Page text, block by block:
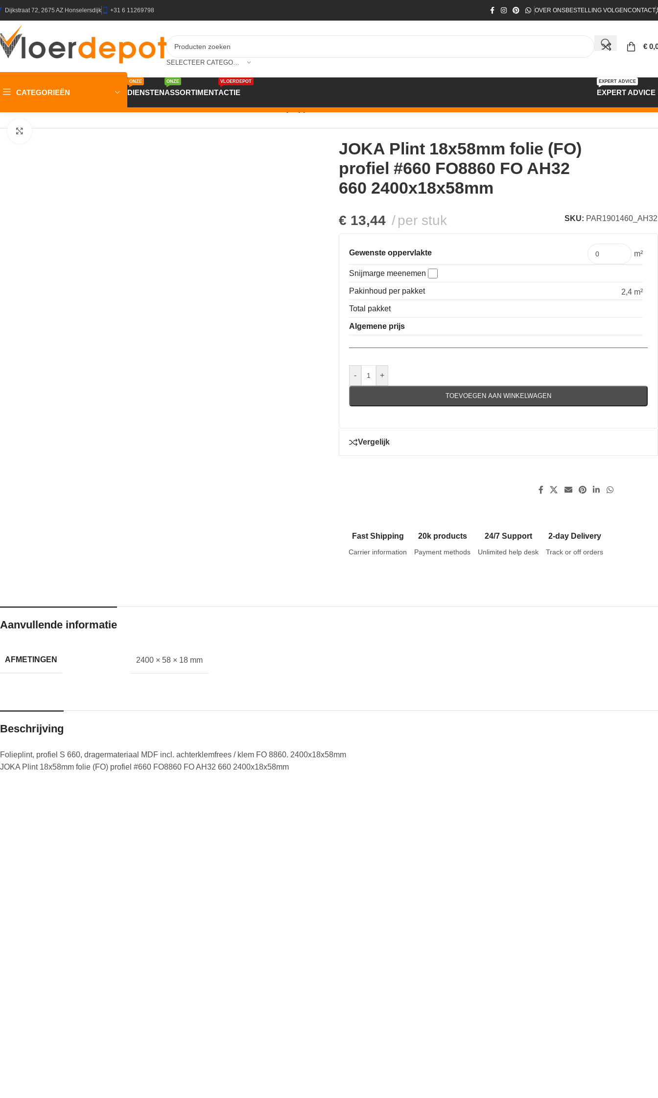
Dijkstraat 72, 2675 AZ Honselersdijk +31 6 11269798 OVER ONSBESTELLING VOLGENCONTACT
€
CATEGORIEËN DIENSTEN
ONZE
ASSORTIMENT
ONZE
ACTIE
VLOERDEPOT
EXPERT ADVICE
EXPERT ADVICE
Plinten/MDF Plinten/JOKA Plint 18x58mm folie (FO) profiel #660 FO8860 FO AH32 660 2400x18x58mm
Klik om te vergroten
JOKA Plint 18x58mm folie (FO)
profiel #660 FO8860 FO AH32
660 2400x18x58mm
€ 13,44 per stuk SKU: PAR1901460_AH32
Gewenste oppervlakte m²
Snijmarge meenemen
Pakinhoud per pakket
2,4 m²
Total pakket
Algemene prijs
- +
TOEVOEGEN AAN WINKELWAGEN
Vergelijk
Fast Shipping
Carrier information
20k products
Payment methods
24/7 Support
Unlimited help desk
2-day Delivery
Track or off orders
Aanvullende informatie
AFMETINGEN 2400 × 58 × 18 mm
Beschrijving
Folieplint, profiel S 660, dragermateriaal MDF incl. achterklemfrees / klem FO 8860. 2400x18x58mm
JOKA Plint 18x58mm folie (FO) profiel #660 FO8860 FO AH32 660 2400x18x58mm